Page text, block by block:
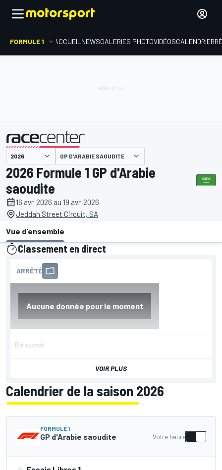
FORMULE 1 ACCUEIL NEWSGALERIES PHOTOVIDÉOSCALENDRIER
présenté par GP D'ARABIE SAOUDITE
2026 Formule 1 GP d'Arabie
saoudite
16 avr. 2026 au 19 avr. 2026
Jeddah Street Circuit, SA
Vue d'ensemble
Classement en direct
présenté par
Résumé
VOIR PLUS
Calendrier de la saison 2026
FORMULE 1
GP d'Arabie saoudite
-
Votre heure